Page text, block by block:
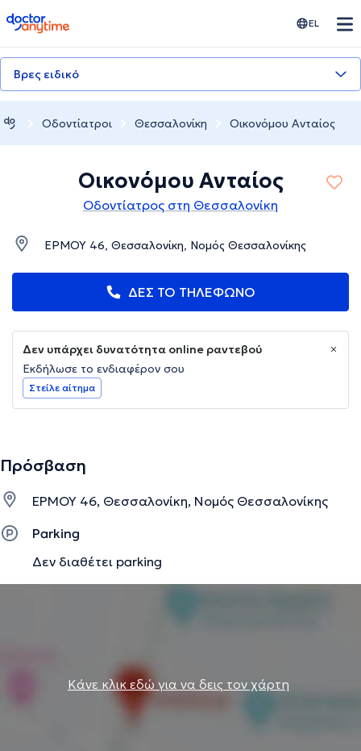
doctoranytime EL
Βρες ειδικό
Οδοντίατροι Θεσσαλονίκη Οικονόμου Ανταίος
Οικονόμου Ανταίος
Οδοντίατρος στη Θεσσαλονίκη
ΕΡΜΟΥ 46, Θεσσαλονίκη, Νομός Θεσσαλονίκης
ΔΕΣ ΤΟ ΤΗΛΕΦΩΝΟ
Δεν υπάρχει δυνατότητα online ραντεβού
Εκδήλωσε το ενδιαφέρον σου
Στείλε αίτημα
Πρόσβαση
ΕΡΜΟΥ 46, Θεσσαλονίκη, Νομός Θεσσαλονίκης
Parking
Δεν διαθέτει parking
Κάνε κλικ εδώ για να δεις τον χάρτη